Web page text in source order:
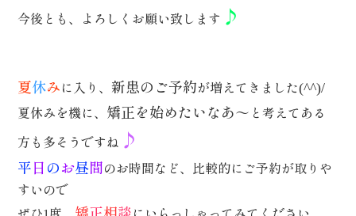
今後とも、よろしくお願い致します ♪
夏休みに入り、新患のご予約が増えてきました(^^)/
夏休みを機に、 矯正を始めたいなあ～ と考えてある
方も多そうですね ♪
平日のお昼間のお時間など、比較的にご予約が取りや
すいので